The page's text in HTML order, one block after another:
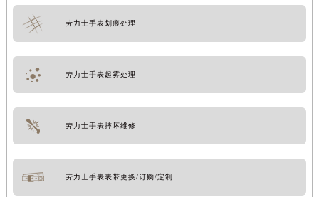
劳力士手表划痕处理
劳力士手表起雾处理
劳力士手表摔坏维修
劳力士手表表带更换/订购/定制